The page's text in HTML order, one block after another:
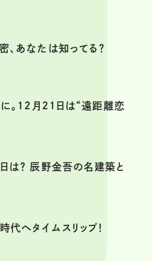
、あなたは知ってる？
に。12月21日は“遠距離恋
は？ 辰野金吾の名建築と
へタイムスリップ！